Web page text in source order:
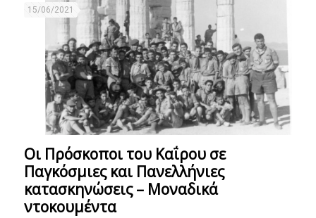
15/06/2021
Οι Πρόσκοποι του Καΐρου σε
Παγκόσμιες και Πανελλήνιες
κατασκηνώσεις – Mοναδικά
ντοκουμέντα